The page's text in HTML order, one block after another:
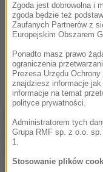
Henryk Filipski
w Narodowych
Zgoda jest dobrowolna i
zgoda będzie też
Zaufanych Partnerów z
Europejskim Obszarem
Ponadto masz prawo
ograniczenia
Prezesa Urzędu
znajdziesz informacje jak
informacje na temat
polityce prywatności.
Administratorem tych
Grupa RMF sp. z o.o.
1.
Stosowanie plików